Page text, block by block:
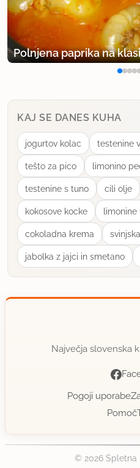
Polnjena paprika na
KAJ SE DANES KUHA
jogurtov kolac testenine
tešto za pico limonino
testenine s tuno cili olje
kokosove kocke limonine
cokoladna krema
jabolka z jajci in smetano
Največja slovenska
Pogoji uporabe
Pomoč
© 2026 Spletna